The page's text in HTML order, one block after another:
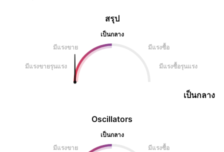
Oscillators
เป็นกลาง
มีแรงขาย
มีแรงซื้อ
สรุป
เป็นกลาง
มีแรงขาย
มีแรงซื้อ
มีแรงขายรุนแรง มีแรงซื้อรุนแรง
เป็นกลาง